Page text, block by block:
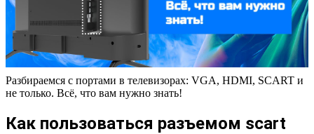
Разбираемся с портами в телевизорах: VGA, HDMI, SCART и
не только. Всё, что вам нужно знать!
Как пользоваться разъемом scart